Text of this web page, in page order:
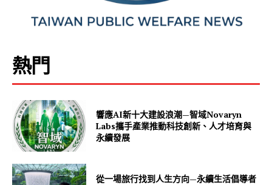
熱門
響應AI新十大建設浪潮—智域Novaryn
Labs攜手產業推動科技創新、人才培育與
永續發展
從一場旅行找到人生方向—永續生活倡導者